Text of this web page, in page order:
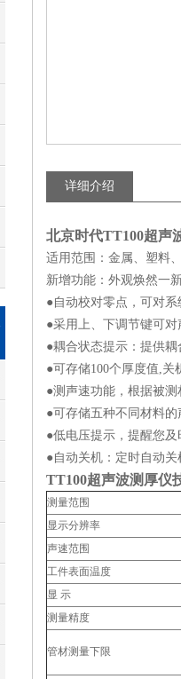
详细介绍
北京时代TT100超声
适用范围：金属、塑料
新增功能：外观焕然一
●自动校对零点，可对
●采用上、下调节键可
●耦合状态提示：提供
●可存储100个厚度值,
●测声速功能，根据被
●可存储五种不同材料的
●低电压提示，提醒您及
●自动关机：定时自动
TT100超声波测厚仪
测量范围
显示分辨率
声速范围
工件表面温度
显 示
测量精度
管材测量下限